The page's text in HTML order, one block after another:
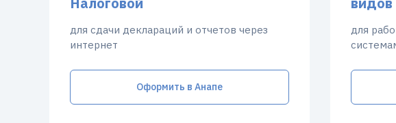
для сдачи деклараций и отчетов через
интернет
Оформить в Анапе
для